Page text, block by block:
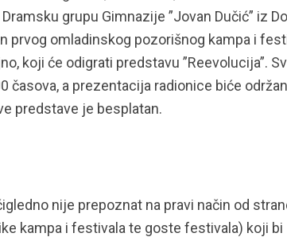
grupu Gimnazije ”Jovan Dučić” iz
prvog omladinskog pozorišnog kampa i
koji će odigrati predstavu ”Reevolucija”.
časova, a prezentacija radionice biće
predstave je besplatan.
nije prepoznat na pravi način od
kampa i festivala te goste festivala) koji bi